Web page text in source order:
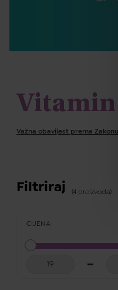
Vitamin
Važna obavijest prema
Filtriraj (4 proizvoda)
CIJENA